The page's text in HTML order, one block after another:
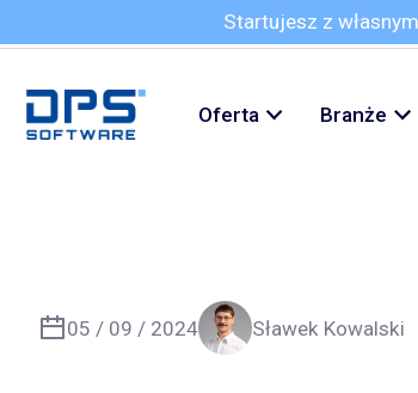
Startujesz z
Oferta Branże
05 / 09 / 2024 Sławek Kowalski